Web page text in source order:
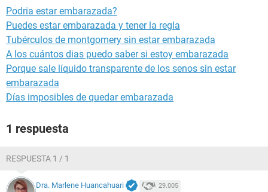
Podria estar embarazada?
Puedes estar embarazada y tener la regla
Tubérculos de montgomery sin estar embarazada
A los cuántos dias puedo saber si estoy embarazada
Porque sale líquido transparente de los senos sin estar
embarazada
Días imposibles de quedar embarazada
1 respuesta
RESPUESTA 1 / 1
Dra. Marlene Huancahuari 29.005